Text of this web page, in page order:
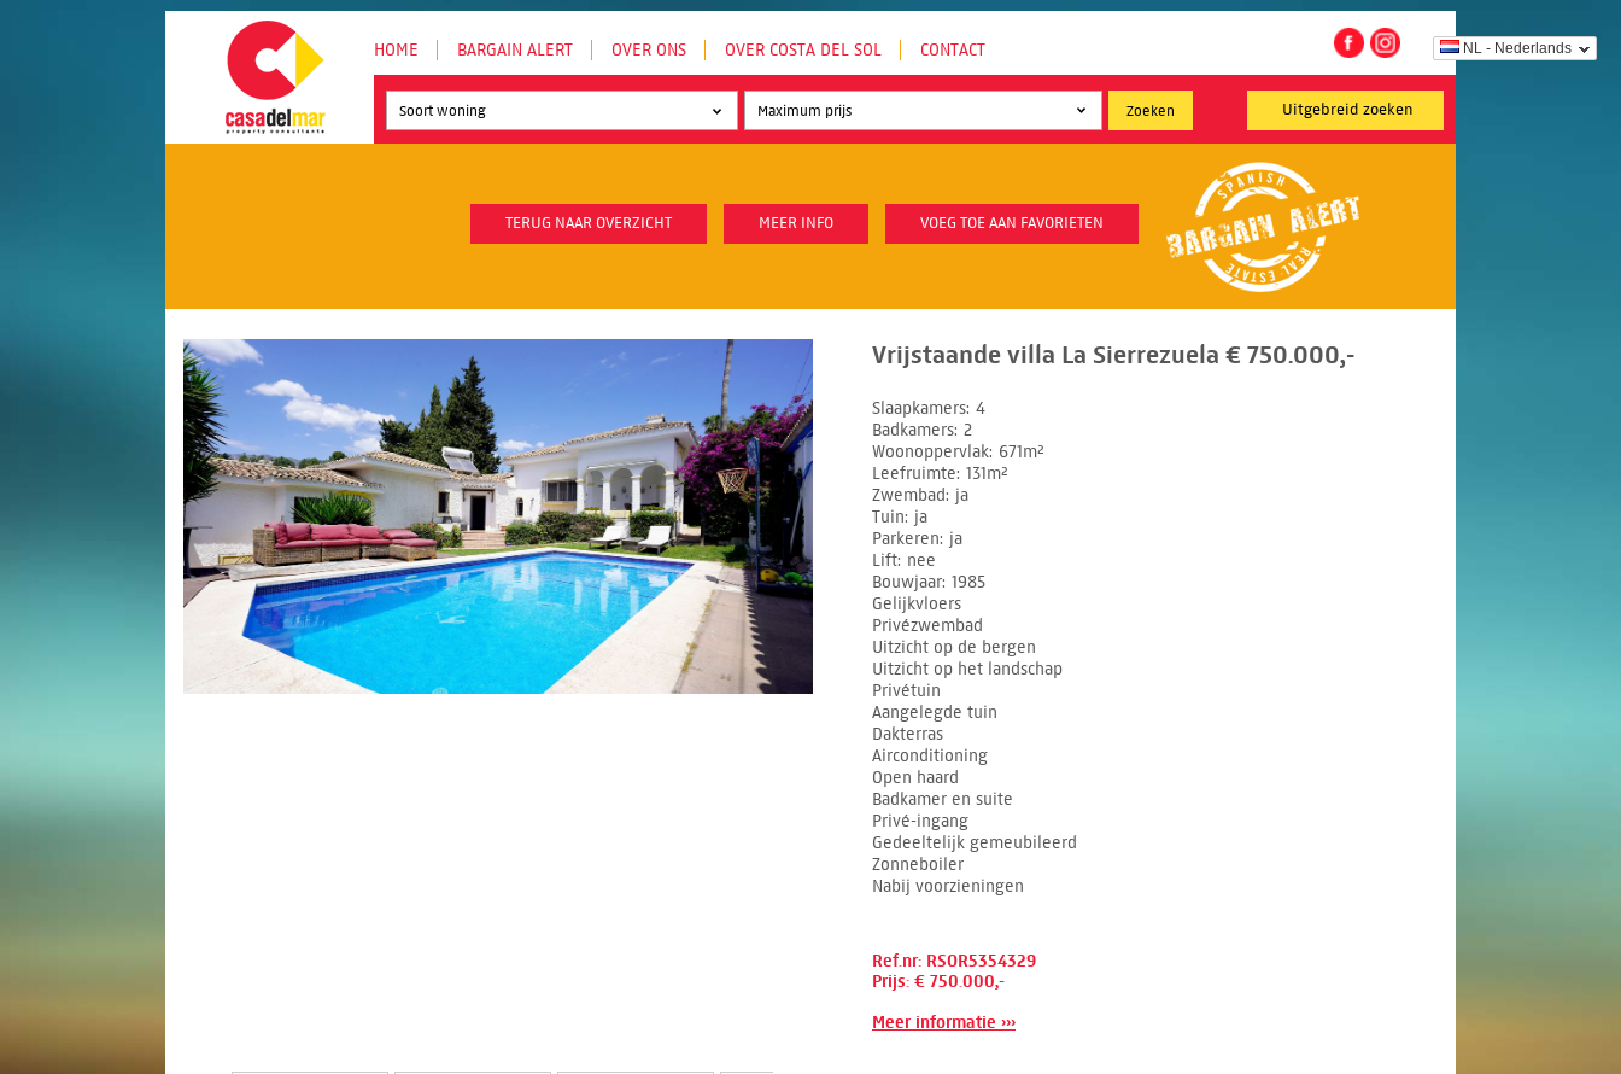
NL - Nederlands
HOME BARGAIN ALERT OVER ONS OVER COSTA DEL SOL CONTACT
Uitgebreid zoeken
Soort woning
TERUG NAAR OVERZICHT MEER INFO VOEG TOE AAN FAVORIETEN
Vrijstaande villa La Sierrezuela € 750.000,-
Slaapkamers 4
Badkamers 2
Woonoppervlak 671m²
Leefruimte 131m²
Zwembad
ja
Tuin ja
Parkeren ja
Lift nee
Bouwjaar 1985
Gelijkvloers
Privézwembad
Uitzicht op de bergen
Uitzicht op het landschap
Privétuin
Aangelegde tuin
Dakterras
Airconditioning
Open haard
Badkamer en suite
Privé-ingang
Gedeeltelijk gemeubileerd
Zonneboiler
Nabij voorzieningen
Ref.nr: RSOR5354329
Prijs: € 750.000,-
Meer informatie ›››